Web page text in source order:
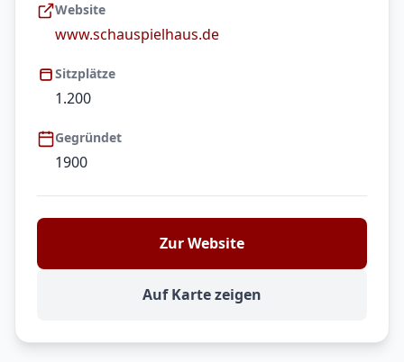
Website
www.schauspielhaus.de
Sitzplätze
1.200
Gegründet
1900
Zur Website
Auf Karte zeigen